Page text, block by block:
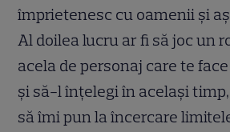
împrietenesc cu oamenii și
Al doilea lucru ar fi să joc un
acela de personaj care te
și să-l înțelegi în același
să îmi pun la încercare